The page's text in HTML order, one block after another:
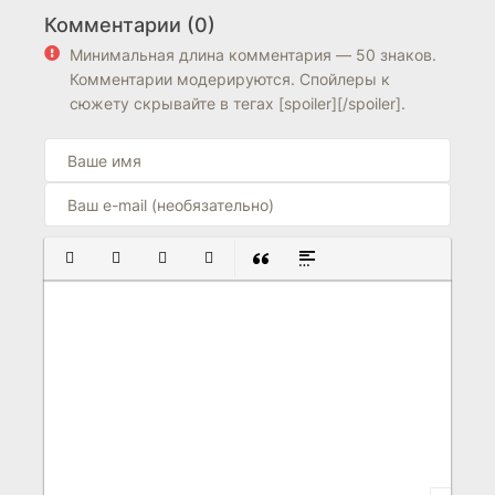
7.7
Комментарии (0)
Минимальная длина комментария — 50 знаков.
Комментарии модерируются. Спойлеры к
сюжету скрывайте в тегах [spoiler][/spoiler].
ПОЛУЖИРНЫЙ
КУРСИВПОДЧЕРКНУТЫЙ
ЗАЧЕРКНУТЫЙ
ВСТАВКА ЦИТАТЫ
ВСТАВКА СПОЙЛЕРА